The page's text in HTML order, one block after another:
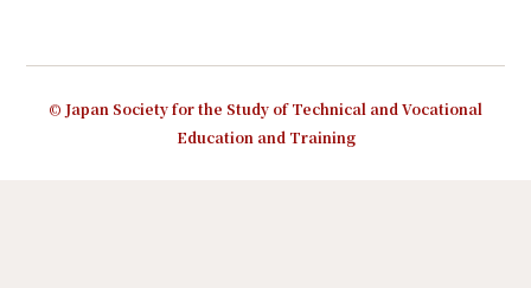
© Japan Society for the Study of Technical and Vocational
Education and Training